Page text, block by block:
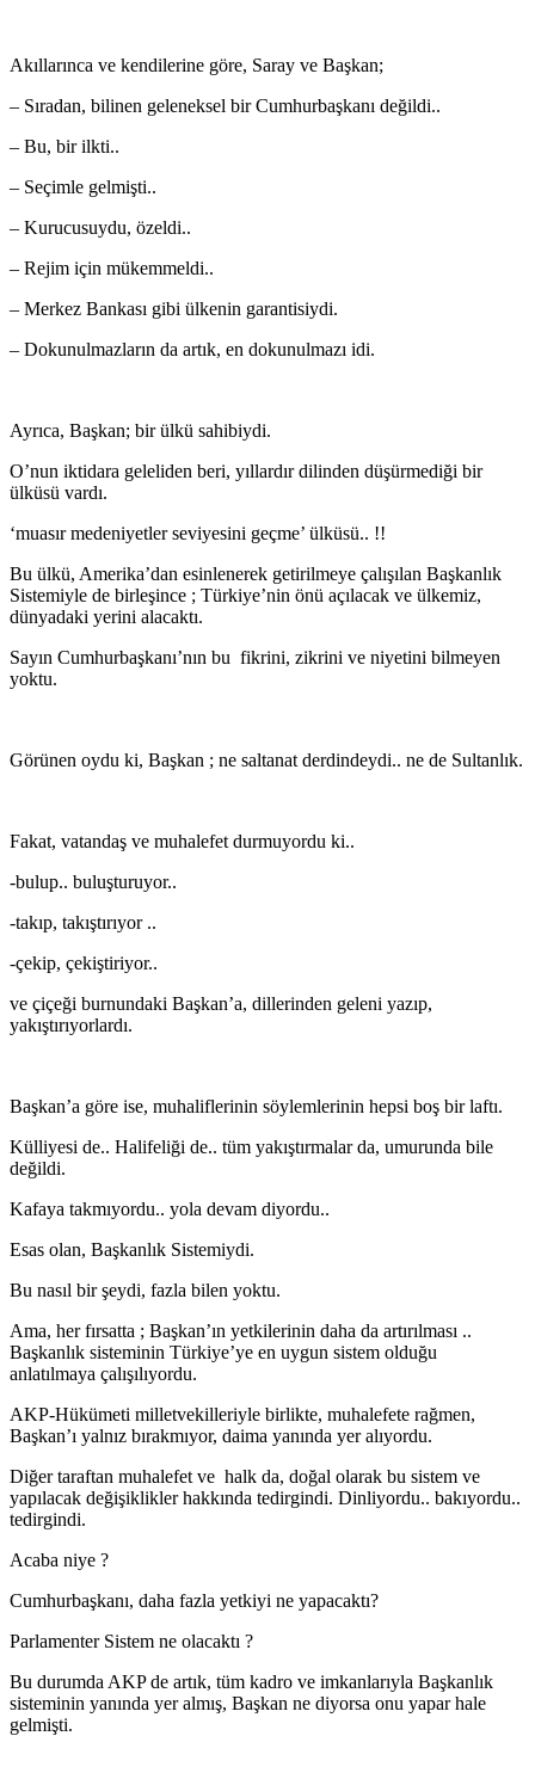
Akıllarınca ve kendilerine göre, Saray ve Başkan;
– Sıradan, bilinen geleneksel bir Cumhurbaşkanı değildi..
– Bu, bir ilkti..
– Seçimle gelmişti..
– Kurucusuydu, özeldi..
– Rejim için mükemmeldi..
– Merkez Bankası gibi ülkenin garantisiydi.
– Dokunulmazların da artık, en dokunulmazı idi.
Ayrıca, Başkan; bir ülkü sahibiydi.
O’nun iktidara geleliden beri, yıllardır dilinden düşürmediği bir
ülküsü vardı.
‘muasır medeniyetler seviyesini geçme’ ülküsü.. !!
Bu ülkü, Amerika’dan esinlenerek getirilmeye çalışılan Başkanlık
Sistemiyle de birleşince ; Türkiye’nin önü açılacak ve ülkemiz,
dünyadaki yerini alacaktı.
Sayın Cumhurbaşkanı’nın bu fikrini, zikrini ve niyetini bilmeyen
yoktu.
Görünen oydu ki, Başkan ; ne saltanat derdindeydi.. ne de Sultanlık.
Fakat, vatandaş ve muhalefet durmuyordu ki..
-bulup.. buluşturuyor..
-takıp, takıştırıyor ..
-çekip, çekiştiriyor..
ve çiçeği burnundaki Başkan’a, dillerinden geleni yazıp,
yakıştırıyorlardı.
Başkan’a göre ise, muhaliflerinin söylemlerinin hepsi boş bir laftı.
Külliyesi de.. Halifeliği de.. tüm yakıştırmalar da, umurunda bile
değildi.
Kafaya takmıyordu.. yola devam diyordu..
Esas olan, Başkanlık Sistemiydi.
Bu nasıl bir şeydi, fazla bilen yoktu.
Ama, her fırsatta ; Başkan’ın yetkilerinin daha da artırılması ..
Başkanlık sisteminin Türkiye’ye en uygun sistem olduğu
anlatılmaya çalışılıyordu.
AKP-Hükümeti milletvekilleriyle birlikte, muhalefete rağmen,
Başkan’ı yalnız bırakmıyor, daima yanında yer alıyordu.
Diğer taraftan muhalefet ve halk da, doğal olarak bu sistem ve
yapılacak değişiklikler hakkında tedirgindi. Dinliyordu.. bakıyordu..
tedirgindi.
Acaba niye ?
Cumhurbaşkanı, daha fazla yetkiyi ne yapacaktı?
Parlamenter Sistem ne olacaktı ?
Bu durumda AKP de artık, tüm kadro ve imkanlarıyla Başkanlık
sisteminin yanında yer almış, Başkan ne diyorsa onu yapar hale
gelmişti.